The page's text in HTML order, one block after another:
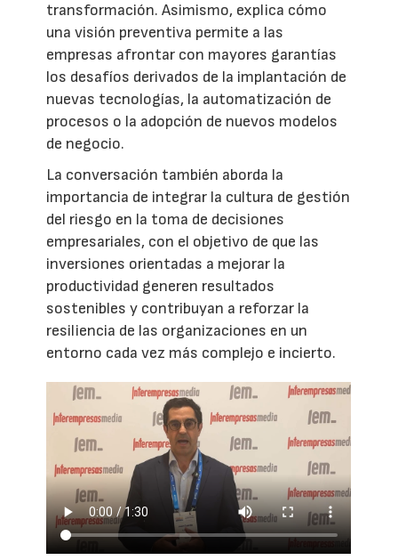
transformación. Asimismo, explica cómo
una visión preventiva permite a las
empresas afrontar con mayores garantías
los desafíos derivados de la implantación de
nuevas tecnologías, la automatización de
procesos o la adopción de nuevos modelos
de negocio.
La conversación también aborda la
importancia de integrar la cultura de gestión
del riesgo en la toma de decisiones
empresariales, con el objetivo de que las
inversiones orientadas a mejorar la
productividad generen resultados
sostenibles y contribuyan a reforzar la
resiliencia de las organizaciones en un
entorno cada vez más complejo e incierto.